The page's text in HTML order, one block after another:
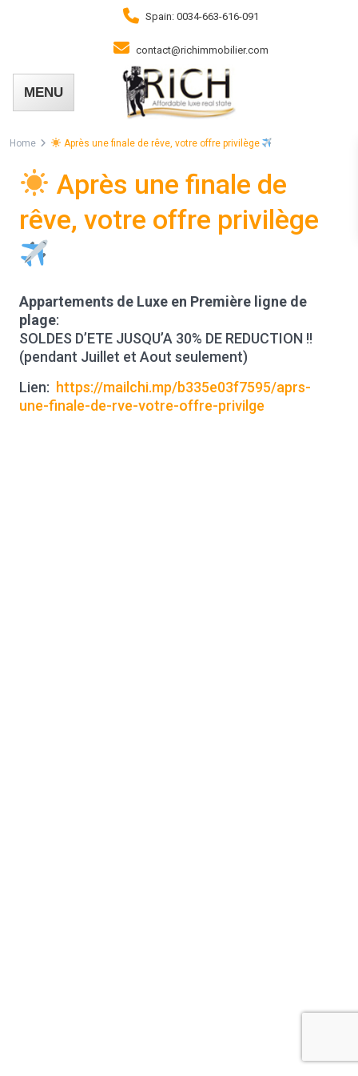
Spain: 0034-663-616-091
contact@richimmobilier.com
Home Après une finale de rêve, votre offre privilège
Après une finale de
rêve, votre offre privilège
Appartements de Luxe en Première ligne de
plage:
SOLDES D’ETE JUSQU’A 30% DE REDUCTION !!
(pendant Juillet et Aout seulement)
Lien: https://mailchi.mp/b335e03f7595/aprs-
une-finale-de-rve-votre-offre-privilge